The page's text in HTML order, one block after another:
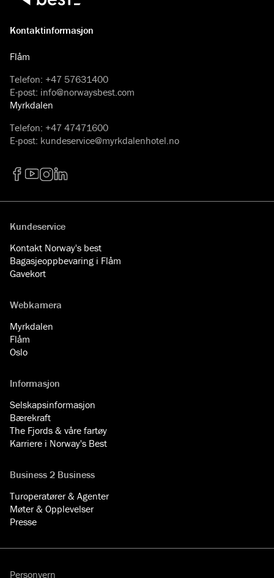
Kontaktinformasjon
Flåm
Telefon: +47 57631400
E-post: info@norwaysbest.com
Myrkdalen
Telefon: +47 47471600
E-post: kundeservice@myrkdalenhotel.no
Kundeservice
Kontakt Norway's best
Bagasjeoppbevaring i Flåm
Gavekort
Webkamera
Myrkdalen
Flåm
Oslo
Informasjon
Selskapsinformasjon
Bærekraft
The Fjords & våre fartøy
Karriere i Norway's Best
Business 2 Business
Turoperatører & Agenter
Møter & Opplevelser
Presse
Personvern